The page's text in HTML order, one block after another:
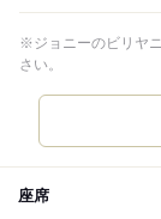
※ジョニーのビリヤ
さい。
座席